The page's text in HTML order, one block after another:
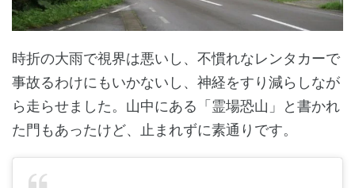
時折の大雨で視界は悪いし、不慣れなレンタカーで
事故るわけにもいかないし、神経をすり減らしなが
ら走らせました。山中にある「霊場恐山」と書かれ
た門もあったけど、止まれずに素通りです。